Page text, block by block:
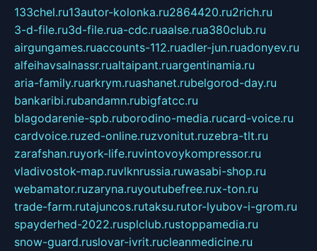
133chel.ru13autor-kolonka.ru2864420.ru2rich.ru
3-d-file.ru3d-file.rua-cdc.ruaalse.rua380club.ru
airgungames.ruaccounts-112.ruadler-jun.ruadonyev.ru
alfeihavsalnassr.rualtaipant.ruargentinamia.ru
aria-family.ruarkrym.ruashanet.rubelgorod-day.ru
bankaribi.rubandamn.rubigfatcc.ru
blagodarenie-spb.ruborodino-media.rucard-voice.ru
cardvoice.ruzed-online.ruzvonitut.ruzebra-tlt.ru
zarafshan.ruyork-life.ruvintovoykompressor.ru
vladivostok-map.ruvlknrussia.ruwasabi-shop.ru
webamator.ruzaryna.ruyoutubefree.rux-ton.ru
trade-farm.rutajuncos.rutaksu.rutor-lyubov-i-grom.ru
spayderhed-2022.rusplclub.rustoppamedia.ru
snow-guard.ruslovar-ivrit.rucleanmedicine.ru